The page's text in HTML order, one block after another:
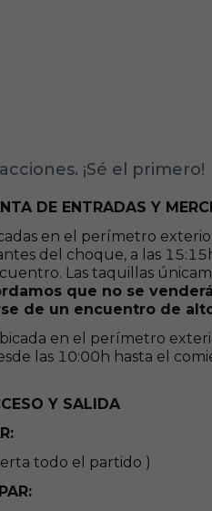
¡Sé el primero!
DE ENTRADAS Y
en el perímetro
del choque, a las
Las taquillas
que no se
de un encuentro de
en el perímetro
las 10:00h hasta el
Y SALIDA
todo el partido )